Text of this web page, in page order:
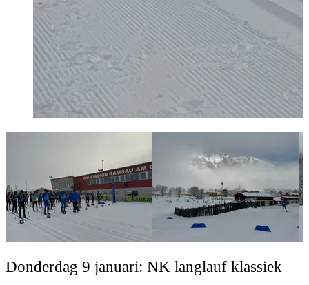
Donderdag 9 januari: NK langlauf klassiek